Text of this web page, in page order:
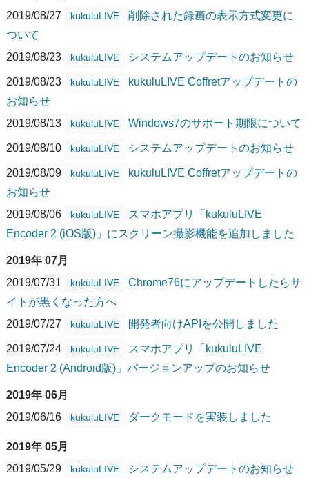
2019/08/27
kukuluLIVE
削除された録画の表示方式変更に
ついて
2019/08/23
kukuluLIVE システムアップデートのお知らせ
2019/08/23 kukuluLIVE
kukuluLIVE Coffretアップデートの
お知らせ
2019/08/13
kukuluLIVE Windows7のサポート期限について
2019/08/10 kukuluLIVE システムアップデートのお知らせ
2019/08/09 kukuluLIVE
kukuluLIVE Coffretアップデートの
お知らせ
2019/08/06
kukuluLIVE
スマホアプリ「kukuluLIVE
Encoder 2 (iOS版)」にスクリーン撮影機能を追加しました
2019年 07月
2019/07/31
kukuluLIVE
Chrome76にアップデートしたらサ
イトが黒くなった方へ
2019/07/27
kukuluLIVE 開発者向けAPIを公開しました
2019/07/24 kukuluLIVE
スマホアプリ「kukuluLIVE
Encoder 2 (Android版)」バージョンアップのお知らせ
2019年 06月
2019/06/16
kukuluLIVE ダークモードを実装しました
2019年 05月
2019/05/29
kukuluLIVE システムアップデートのお知らせ